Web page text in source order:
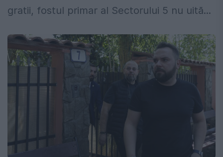
gratii, fostul primar al Sectorului 5 nu uită...